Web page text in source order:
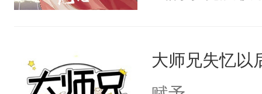
用见人，因为
言神龙见首不
大师兄失忆以